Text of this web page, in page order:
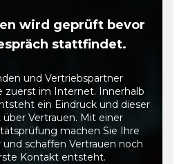
wird geprüft bevor
stattfindet.
und Vertriebspartner
zuerst im Internet. Innerhalb
ein Eindruck und dieser
Vertrauen. Mit einer
machen Sie Ihre
schaffen Vertrauen noch
Kontakt entsteht.